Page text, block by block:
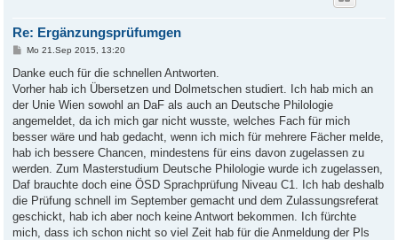
Re: Ergänzungsprüfumgen
B
i
r
a
Mo 21.Sep 2015, 13:20
Danke euch für die schnellen Antworten.
Vorher hab ich Übersetzen und Dolmetschen studiert. Ich hab mich an
der Unie Wien sowohl an DaF als auch an Deutsche Philologie
angemeldet, da ich mich gar nicht wusste, welches Fach für mich
besser wäre und hab gedacht, wenn ich mich für mehrere Fächer melde,
hab ich bessere Chancen, mindestens für eins davon zugelassen zu
werden. Zum Masterstudium Deutsche Philologie wurde ich zugelassen,
Daf brauchte doch eine ÖSD Sprachprüfung Niveau C1. Ich hab deshalb
die Prüfung schnell im September gemacht und dem Zulassungsreferat
geschickt, hab ich aber noch keine Antwort bekommen. Ich fürchte
mich, dass ich schon nicht so viel Zeit hab für die Anmeldung der Pls